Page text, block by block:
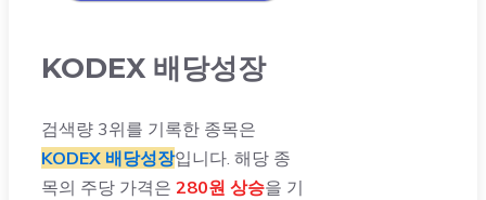
KODEX 배당성장
검색량 3위를 기록한 종목은
KODEX 배당성장입니다. 해당 종
목의 주당 가격은 280원 상승을 기